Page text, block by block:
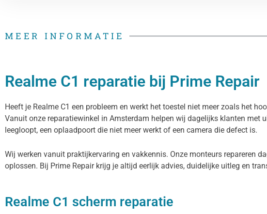
MEER INFORMATIE
Realme C1 reparatie bij Prime Repair
Heeft je Realme C1 een probleem en werkt het toestel niet meer zoals het
Vanuit onze reparatiewinkel in Amsterdam helpen wij dagelijks klanten met
leegloopt, een oplaadpoort die niet meer werkt of een camera die defect is.
Wij werken vanuit praktijkervaring en vakkennis. Onze monteurs repareren
oplossen. Bij Prime Repair krijg je altijd eerlijk advies, duidelijke uitleg en
Realme C1 scherm reparatie